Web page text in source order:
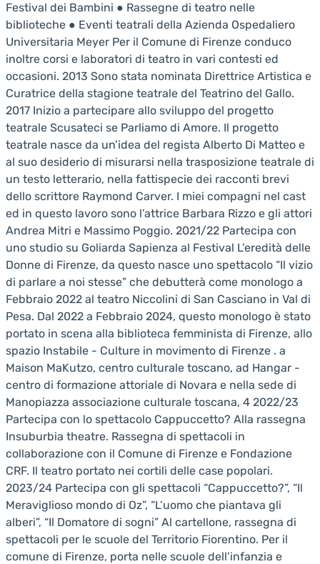
Festival dei Bambini ● Rassegne di teatro nelle
biblioteche ● Eventi teatrali della Azienda Ospedaliero
Universitaria Meyer Per il Comune di Firenze conduco
inoltre corsi e laboratori di teatro in vari contesti ed
occasioni. 2013 Sono stata nominata Direttrice Artistica e
Curatrice della stagione teatrale del Teatrino del Gallo.
2017 Inizio a partecipare allo sviluppo del progetto
teatrale Scusateci se Parliamo di Amore. Il progetto
teatrale nasce da un’idea del regista Alberto Di Matteo e
al suo desiderio di misurarsi nella trasposizione teatrale di
un testo letterario, nella fattispecie dei racconti brevi
dello scrittore Raymond Carver. I miei compagni nel cast
ed in questo lavoro sono l’attrice Barbara Rizzo e gli attori
Andrea Mitri e Massimo Poggio. 2021/22 Partecipa con
uno studio su Goliarda Sapienza al Festival L’eredità delle
Donne di Firenze, da questo nasce uno spettacolo “Il vizio
di parlare a noi stesse” che debutterà come monologo a
Febbraio 2022 al teatro Niccolini di San Casciano in Val di
Pesa. Dal 2022 a Febbraio 2024, questo monologo è stato
portato in scena alla biblioteca femminista di Firenze, allo
spazio Instabile - Culture in movimento di Firenze . a
Maison MaKutzo, centro culturale toscano, ad Hangar -
centro di formazione attoriale di Novara e nella sede di
Manopiazza associazione culturale toscana, 4 2022/23
Partecipa con lo spettacolo Cappuccetto? Alla rassegna
Insuburbia theatre. Rassegna di spettacoli in
collaborazione con il Comune di Firenze e Fondazione
CRF. Il teatro portato nei cortili delle case popolari.
2023/24 Partecipa con gli spettacoli “Cappuccetto?”, “Il
Meraviglioso mondo di Oz”, “L’uomo che piantava gli
alberi”, “Il Domatore di sogni” Al cartellone, rassegna di
spettacoli per le scuole del Territorio Fiorentino. Per il
comune di Firenze, porta nelle scuole dell’infanzia e